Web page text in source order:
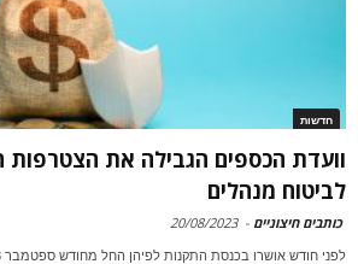
חדשות
וועדת הכספים הגבילה את הצטרפות
לביטוח מנהלים
כותבים חיצוניים -
20/08/2023